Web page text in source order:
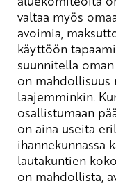
valtaa myös
avoimia,
käyttöön
suunnitella
on mahdollisuus
laajemminkin.
osallistumaan
on aina useita
ihannekunnassa
lautakuntien
on mahdollista,